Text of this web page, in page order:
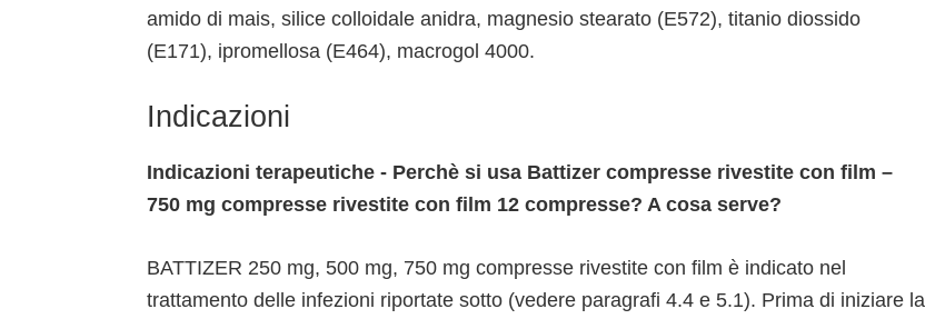
amido di mais, silice colloidale anidra, magnesio stearato (E572), titanio diossido
(E171), ipromellosa (E464), macrogol 4000.
Indicazioni
Indicazioni terapeutiche - Perchè si usa Battizer compresse rivestite con film –
750 mg compresse rivestite con film 12 compresse? A cosa serve?
BATTIZER 250 mg, 500 mg, 750 mg compresse rivestite con film è indicato nel
trattamento delle infezioni riportate sotto (vedere paragrafi 4.4 e 5.1). Prima di iniziare la